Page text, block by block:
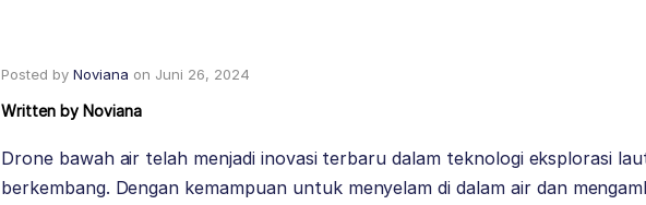
Posted by Noviana on Juni 26, 2024
Written by Noviana
Drone bawah air telah menjadi inovasi terbaru dalam teknologi eksplorasi
berkembang. Dengan kemampuan untuk menyelam di dalam air dan